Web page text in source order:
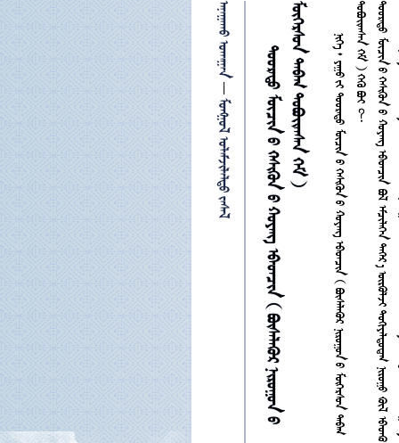
 

   







































































































































































































































































































































































































































































































































